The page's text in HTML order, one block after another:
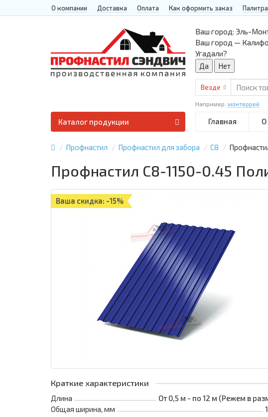
О компании Доставка Оплата Как оформить заказ
Ваш город: Эль-
Ваш город —
Угадали?
Везде
Например: монтеррей
Главная О
Каталог продукции
Профнастил Профнастил для забора С8
Профнастил С8-1150-0.45
Ваша скидка: -15%
Краткие характеристики
Длина
От 0,5 м - по 12 м (Режем в
Общая ширина, мм